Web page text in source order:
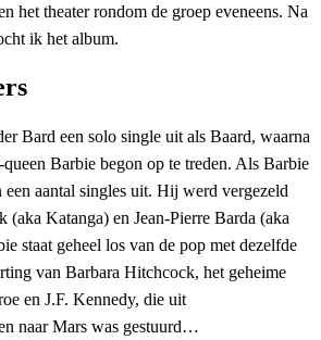
het theater rondom de groep eveneens. Na
ik het album.
Bard een solo single uit als Baard, waarna
Barbie begon op te treden. Als Barbie
een aantal singles uit. Hij werd vergezeld
(aka Katanga) en Jean-Pierre Barda (aka
staat geheel los van de pop met dezelfde
van Barbara Hitchcock, het geheime
en J.F. Kennedy, die uit
naar Mars was gestuurd…